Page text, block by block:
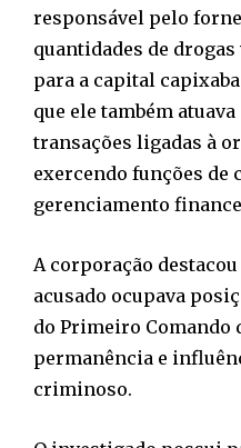
responsável pelo
quantidades de
para a capital
que ele também
transações ligadas à
exercendo funções de
gerenciamento
A corporação destacou
acusado ocupava
do Primeiro Comando
permanência e
criminoso.